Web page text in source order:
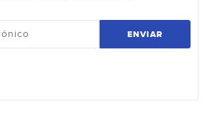
ENVIAR